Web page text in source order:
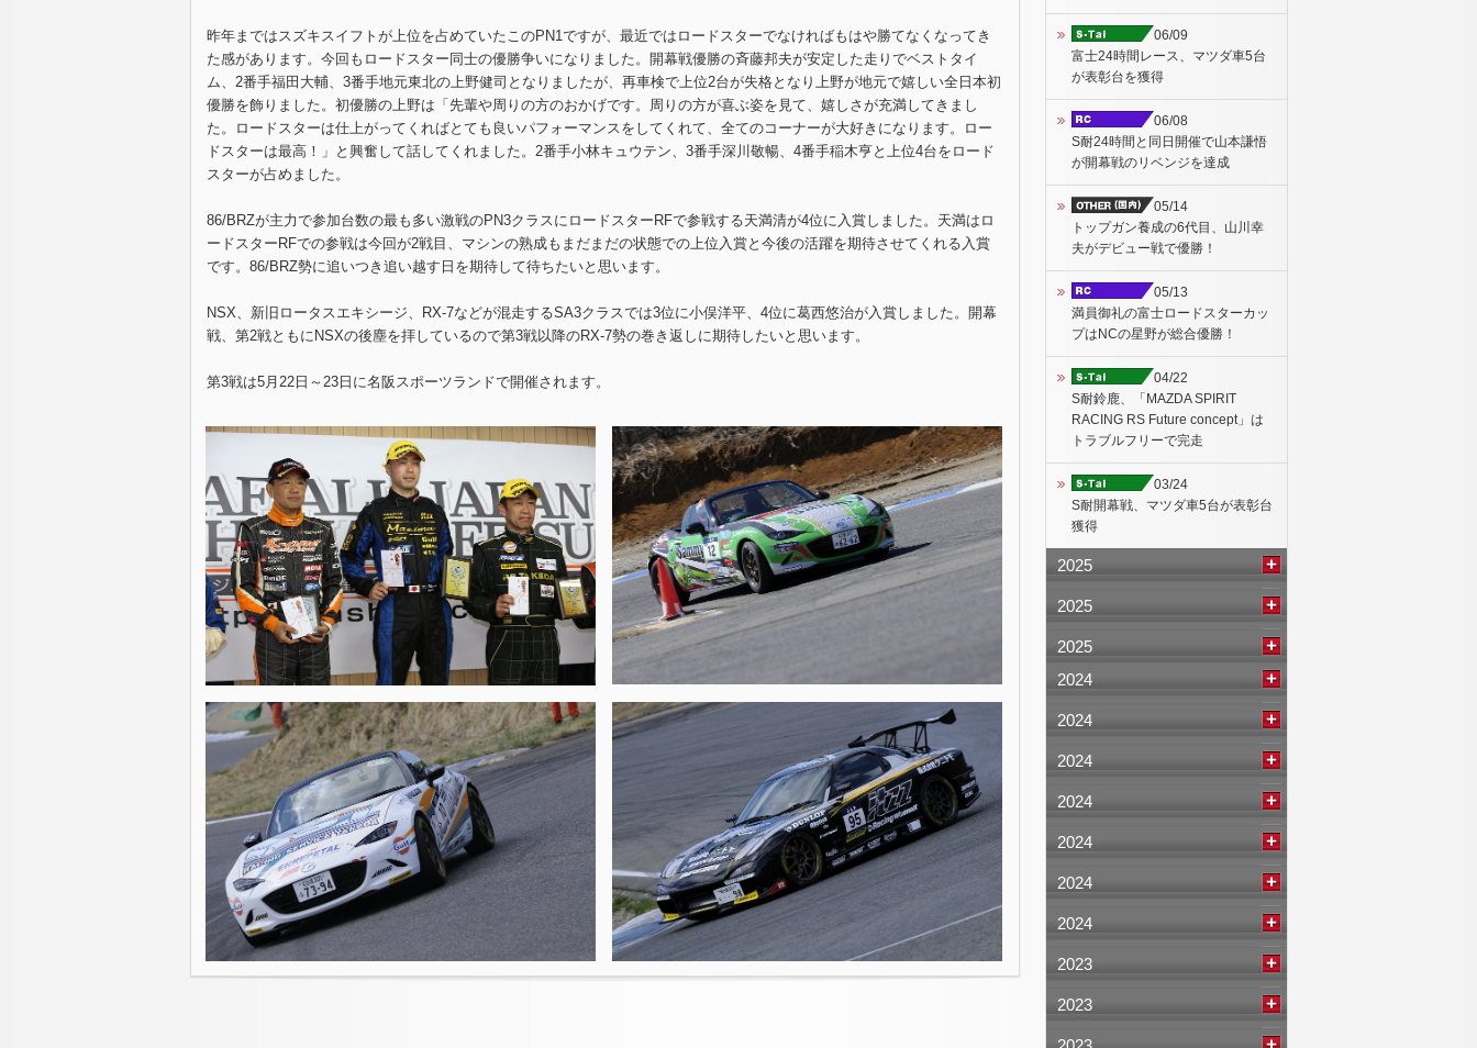
昨年まではスズキスイフトが上位を占めていたこのPN1ですが、最近ではロードスターでなければもはや勝てなくなってき
た感があります。今回もロードスター同士の優勝争いになりました。開幕戦優勝の斉藤邦夫が安定した走りでベストタイ
ム、2番手福田大輔、3番手地元東北の上野健司となりましたが、再車検で上位2台が失格となり上野が地元で嬉しい全日本初
優勝を飾りました。初優勝の上野は「先輩や周りの方のおかげです。周りの方が喜ぶ姿を見て、嬉しさが充満してきまし
た。ロードスターは仕上がってくればとても良いパフォーマンスをしてくれて、全てのコーナーが大好きになります。ロー
ドスターは最高！」と興奮して話してくれました。2番手小林キュウテン、3番手深川敬暢、4番手稲木亨と上位4台をロード
スターが占めました。
86/BRZが主力で参加台数の最も多い激戦のPN3クラスにロードスターRFで参戦する天満清が4位に入賞しました。天満はロ
ードスターRFでの参戦は今回が2戦目、マシンの熟成もまだまだの状態での上位入賞と今後の活躍を期待させてくれる入賞
です。86/BRZ勢に追いつき追い越す日を期待して待ちたいと思います。
NSX、新旧ロータスエキシージ、RX-7などが混走するSA3クラスでは3位に小俣洋平、4位に葛西悠治が入賞しました。開幕
戦、第2戦ともにNSXの後塵を拝しているので第3戦以降のRX-7勢の巻き返しに期待したいと思います。
第3戦は5月22日～23日に名阪スポーツランドで開催されます。
06/09
富士24時間レース、マツダ車5台
が表彰台を獲得
06/08
S耐24時間と同日開催で山本謙悟
が開幕戦のリベンジを達成
05/14
トップガン養成の6代目、山川幸
夫がデビュー戦で優勝！
05/13
満員御礼の富士ロードスターカッ
プはNCの星野が総合優勝！
04/22
S耐鈴鹿、「MAZDA SPIRIT
RACING RS Future concept」は
トラブルフリーで完走
03/24
S耐開幕戦、マツダ車5台が表彰台
獲得
2025
2025
2025
2024
2024
2024
2024
2024
2024
2024
2023
2023